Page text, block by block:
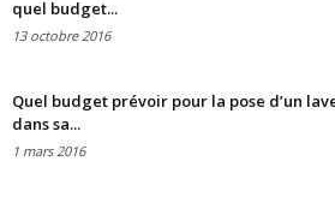
quel budget...
13 octobre 2016
Quel budget prévoir pour la pose d’un
dans sa...
1 mars 2016